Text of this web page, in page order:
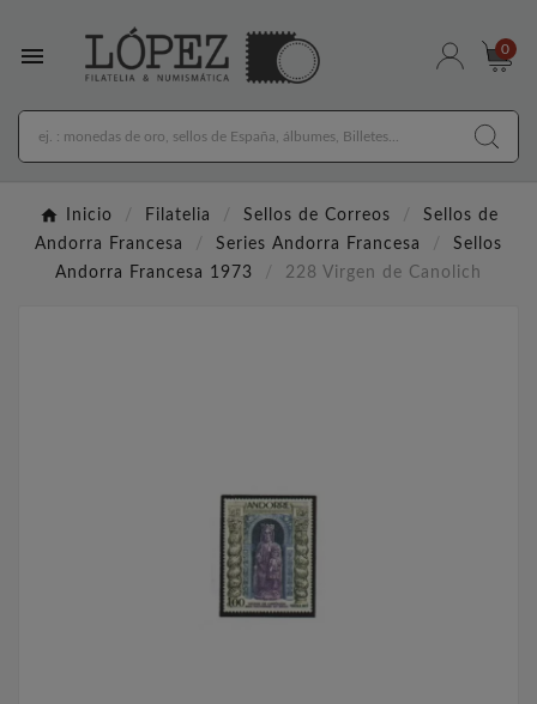
 0
Inicio Filatelia Sellos de Correos
Sellos de
Andorra Francesa
Series Andorra Francesa
Sellos
Andorra Francesa 1973
228 Virgen de Canolich